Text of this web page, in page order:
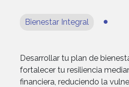
Bienestar Integral
Desarrollar tu plan de
fortalecer tu resiliencia
financiera, reduciendo la